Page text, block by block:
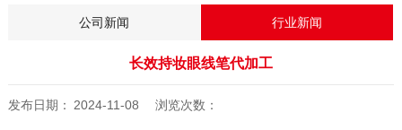
公司新闻 行业新闻
长效持妆眼线笔代加工
发布日期： 2024-11-08 浏览次数：